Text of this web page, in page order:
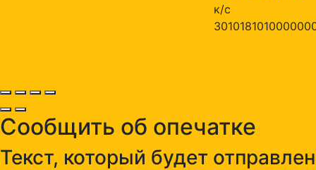
к/с
Сообщить об опечатке
Текст, который будет отправлен